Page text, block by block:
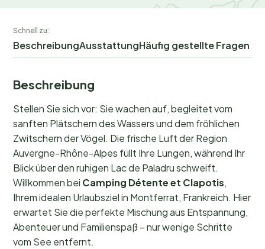
Schnell zu:
BeschreibungAusstattungHäufig gestellte Fragen
Beschreibung
Stellen Sie sich vor: Sie wachen auf, begleitet vom
sanften Plätschern des Wassers und dem fröhlichen
Zwitschern der Vögel. Die frische Luft der Region
Auvergne-Rhône-Alpes füllt Ihre Lungen, während Ihr
Blick über den ruhigen Lac de Paladru schweift.
Willkommen bei Camping Détente et Clapotis,
Ihrem idealen Urlaubsziel in Montferrat, Frankreich. Hier
erwartet Sie die perfekte Mischung aus Entspannung,
Abenteuer und Familienspaß – nur wenige Schritte
vom See entfernt.